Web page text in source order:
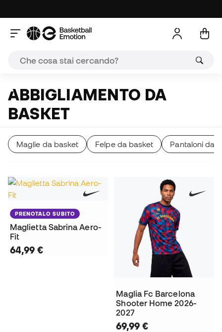
ABBIGLIAMENTO DA
BASKET
Maglie da basket Felpe da basket Pantaloni da
PRENOTALO SUBITO
Maglietta Sabrina Aero-
Fit
64,99 €
Maglia Fc Barcelona
Shooter Home 2026-
2027
69,99 €